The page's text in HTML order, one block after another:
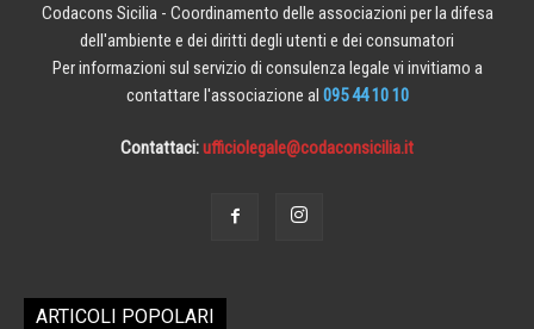
Codacons Sicilia - Coordinamento delle associazioni per la difesa
dell'ambiente e dei diritti degli utenti e dei consumatori
Per informazioni sul servizio di consulenza legale vi invitiamo a
contattare l'associazione al 095 44 10 10
Contattaci:ufficiolegale@codaconsicilia.it
ARTICOLI POPOLARI